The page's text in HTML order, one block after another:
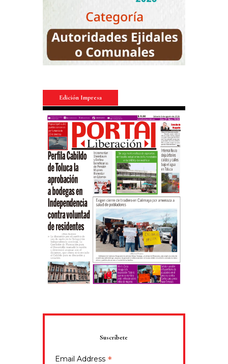
Edición Impresa
Suscríbete
Email Address *